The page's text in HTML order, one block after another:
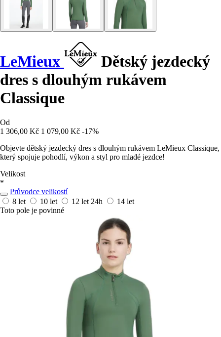
LeMieux
Dětský jezdecký
dres s dlouhým rukávem
Classique
Od
1 306,00 Kč 1 079,00 Kč -17%
Objevte dětský jezdecký dres s dlouhým rukávem LeMieux Classique,
který spojuje pohodlí, výkon a styl pro mladé jezdce!
Velikost
*
Průvodce velikostí
8 let
10 let 12 let 24h
14 let
Toto pole je povinné